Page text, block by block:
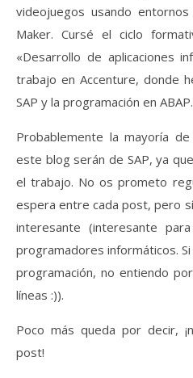
videojuegos usando
Maker. Cursé el ciclo
«Desarrollo de aplicaciones
trabajo en Accenture, donde
SAP y la programación en ABAP.
Probablemente la mayoría
este blog serán de SAP, ya
el trabajo. No os prometo
espera entre cada post, pero
interesante (interesante
programadores informáticos.
programación, no entiendo
líneas :)).
Poco más queda por decir,
post!